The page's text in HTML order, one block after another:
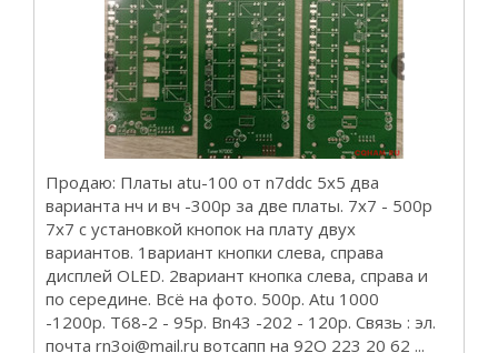
Продаю: Платы atu-100 от n7ddc 5х5 два
варианта нч и вч -300р за две платы. 7x7 - 500р
7х7 с установкой кнопок на плату двух
вариантов. 1вариант кнопки слева, справа
дисплей OLED. 2вариант кнопка слева, справа и
по середине. Всё на фото. 500р. Atu 1000
-1200р. Т68-2 - 95р. Bn43 -202 - 120р. Связь : эл.
почта rn3oi@mail.ru вотсапп на 92О 223 20 62 ...